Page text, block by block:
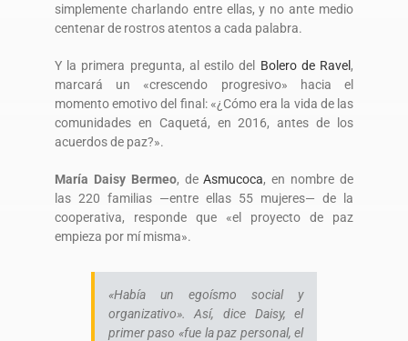
simplemente charlando entre ellas, y no ante medio
centenar de rostros atentos a cada palabra.
Y la primera pregunta, al estilo del Bolero de Ravel ,
marcará un «crescendo progresivo» hacia el
momento emotivo del final: «¿Cómo era la vida de las
comunidades en Caquetá, en 2016, antes de los
acuerdos de paz?».
María Daisy Bermeo, deAsmucoca, en nombre de
las 220 familias —entre ellas 55 mujeres— de la
cooperativa, responde que «el proyecto de paz
empieza por mí misma».
«Había un egoísmo social y
organizativo». Así, dice Daisy, el
primer paso «fue la paz personal, el